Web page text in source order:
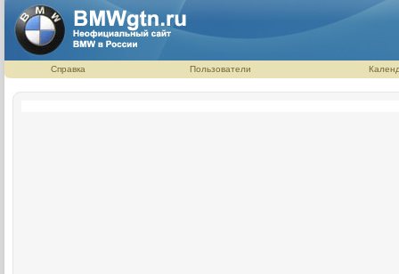
Справка Пользователи